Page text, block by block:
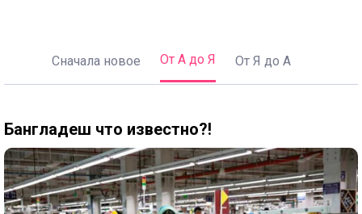
Сначала новое От А до Я От Я до А
Бангладеш что известно?!